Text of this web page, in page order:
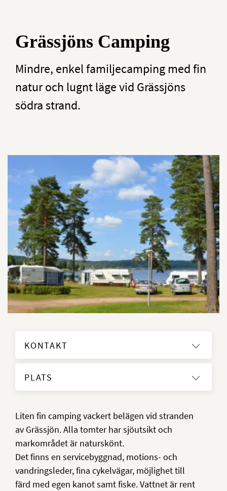
Grässjöns Camping
Mindre, enkel familjecamping med fin
natur och lugnt läge vid Grässjöns
södra strand.
KONTAKT
PLATS
Liten fin camping vackert belägen vid stranden
av Grässjön. Alla tomter har sjöutsikt och
markområdet är naturskönt.
Det finns en servicebyggnad, motions- och
vandringsleder, fina cykelvägar, möjlighet till
färd med egen kanot samt fiske. Vattnet är rent